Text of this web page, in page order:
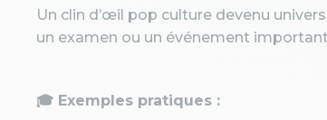
Un clin d’œil pop culture devenu
un examen ou un événement
🎓 Exemples pratiques :